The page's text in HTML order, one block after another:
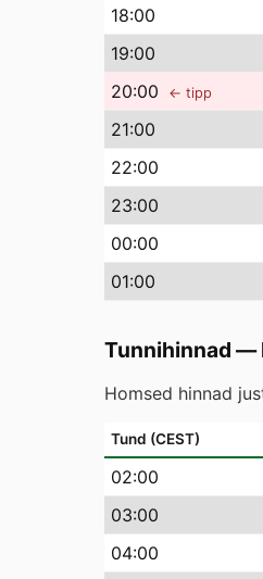
18:00
19:00
20:00 ← tipp
21:00
22:00
23:00
00:00
01:00
Tunnihinnad —
Homsed hinnad
Tund (CEST)
02:00
03:00
04:00